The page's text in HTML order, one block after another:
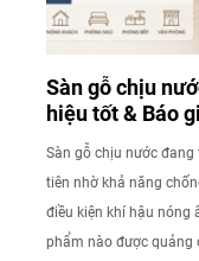
Sàn gỗ chịu
hiệu tốt & Báo
Sàn gỗ chịu nước
tiên nhờ khả năng
điều kiện khí hậu nóng
phẩm nào được quảng